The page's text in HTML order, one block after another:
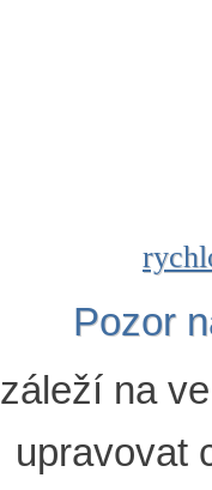
Pozor
záleží na
upravovat